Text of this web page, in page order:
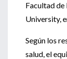
Facultad
University,
Según los
salud, el